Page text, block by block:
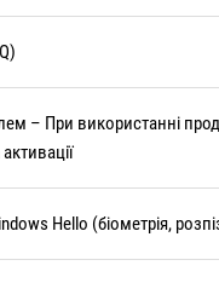
– При використанні
Hello (біометрія,